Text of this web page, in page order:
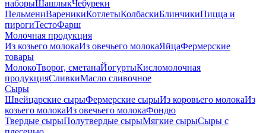
наборыШашлыкЧебуреки
ПельмениВареникиКотлетыКолбаскиБлинчикиПицца и
пирогиТестоФарш
Молочная продукция
Из козьего молокаИз овечьего молокаЯйцаФермерские
товары
МолокоТворог, сметанаЙогуртыКисломолочная
продукцияСливкиМасло сливочное
Сыры
Швейцарские сырыФермерские сырыИз коровьего молокаИз
козьего молокаИз овечьего молокаФондю
Твердые сырыПолутвердые сырыМягкие сырыСыры c